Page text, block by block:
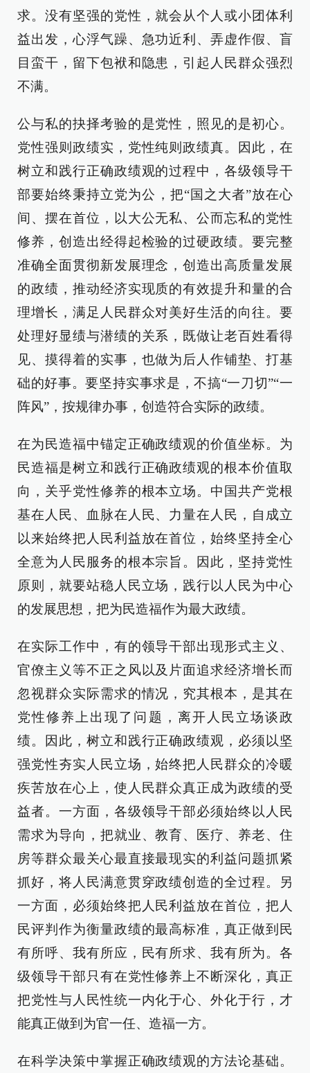
求。没有坚强的党性，就会从个人或小团体利
益出发，心浮气躁、急功近利、弄虚作假、盲
目蛮干，留下包袱和隐患，引起人民群众强烈
不满。
公与私的抉择考验的是党性，照见的是初心。
党性强则政绩实，党性纯则政绩真。因此，在
树立和践行正确政绩观的过程中，各级领导干
部要始终秉持立党为公，把“国之大者”放在心
间、摆在首位，以大公无私、公而忘私的党性
修养，创造出经得起检验的过硬政绩。要完整
准确全面贯彻新发展理念，创造出高质量发展
的政绩，推动经济实现质的有效提升和量的合
理增长，满足人民群众对美好生活的向往。要
处理好显绩与潜绩的关系，既做让老百姓看得
见、摸得着的实事，也做为后人作铺垫、打基
础的好事。要坚持实事求是，不搞“一刀切”“一
阵风”，按规律办事，创造符合实际的政绩。
在为民造福中锚定正确政绩观的价值坐标。为
民造福是树立和践行正确政绩观的根本价值取
向，关乎党性修养的根本立场。中国共产党根
基在人民、血脉在人民、力量在人民，自成立
以来始终把人民利益放在首位，始终坚持全心
全意为人民服务的根本宗旨。因此，坚持党性
原则，就要站稳人民立场，践行以人民为中心
的发展思想，把为民造福作为最大政绩。
在实际工作中，有的领导干部出现形式主义、
官僚主义等不正之风以及片面追求经济增长而
忽视群众实际需求的情况，究其根本，是其在
党性修养上出现了问题，离开人民立场谈政
绩。因此，树立和践行正确政绩观，必须以坚
强党性夯实人民立场，始终把人民群众的冷暖
疾苦放在心上，使人民群众真正成为政绩的受
益者。一方面，各级领导干部必须始终以人民
需求为导向，把就业、教育、医疗、养老、住
房等群众最关心最直接最现实的利益问题抓紧
抓好，将人民满意贯穿政绩创造的全过程。另
一方面，必须始终把人民利益放在首位，把人
民评判作为衡量政绩的最高标准，真正做到民
有所呼、我有所应，民有所求、我有所为。各
级领导干部只有在党性修养上不断深化，真正
把党性与人民性统一内化于心、外化于行，才
能真正做到为官一任、造福一方。
在科学决策中掌握正确政绩观的方法论基础。